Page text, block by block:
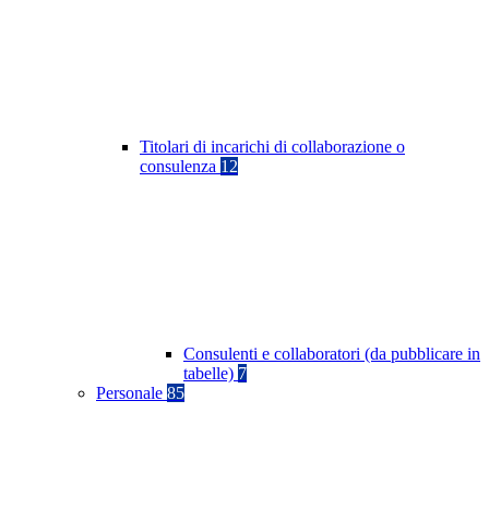
Titolari di incarichi di collaborazione o
consulenza 12
Consulenti e collaboratori (da pubblicare in
tabelle) 7
Personale 85